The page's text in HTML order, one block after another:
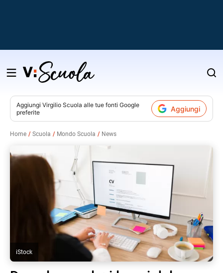
Salta
contenuto
Aggiungi Virgilio Scuola alle tue fonti Google
preferite
Aggiungi
Home Scuola Mondo Scuola News
iStock